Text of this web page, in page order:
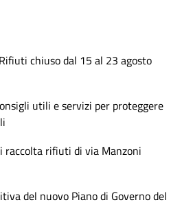
chiuso dal 15 al 23 agosto
utili e servizi per proteggere
raccolta rifiuti di via Manzoni
del nuovo Piano di Governo del